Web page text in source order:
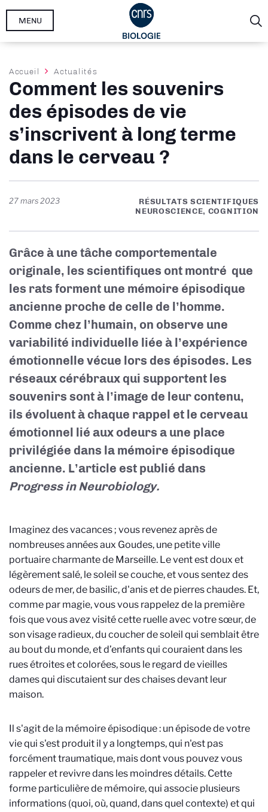
Aller
MENU
Fil
d'Ariane
Accueil Actualités
Comment les souvenirs
des épisodes de vie
s’inscrivent à long terme
dans le cerveau ?
27 mars 2023
RÉSULTATS SCIENTIFIQUES
NEUROSCIENCE, COGNITION
Grâce à une tâche comportementale
originale, les scientifiques ont montré que
les rats forment une mémoire épisodique
ancienne proche de celle de l’homme.
Comme chez l’humain, on observe une
variabilité individuelle liée à l’expérience
émotionnelle vécue lors des épisodes. Les
réseaux cérébraux qui supportent les
souvenirs sont à l’image de leur contenu,
ils évoluent à chaque rappel et le cerveau
émotionnel lié aux odeurs a une place
privilégiée dans la mémoire épisodique
ancienne. L’article est publié dans
Progress in Neurobiology.
Imaginez des vacances ; vous revenez après de
nombreuses années aux Goudes, une petite ville
portuaire charmante de Marseille. Le vent est doux et
légèrement salé, le soleil se couche, et vous sentez des
odeurs de mer, de basilic, d'anis et de pierres chaudes. Et,
comme par magie, vous vous rappelez de la première
fois que vous avez visité cette ruelle avec votre sœur, de
son visage radieux, du coucher de soleil qui semblait être
au bout du monde, et d’enfants qui couraient dans les
rues étroites et colorées, sous le regard de vieilles
dames qui discutaient sur des chaises devant leur
maison.
Il s'agit de la mémoire épisodique : un épisode de votre
vie qui s'est produit il y a longtemps, qui n'est pas
forcément traumatique, mais dont vous pouvez vous
rappeler et revivre dans les moindres détails. Cette
forme particulière de mémoire, qui associe plusieurs
informations (quoi, où, quand, dans quel contexte) et qui